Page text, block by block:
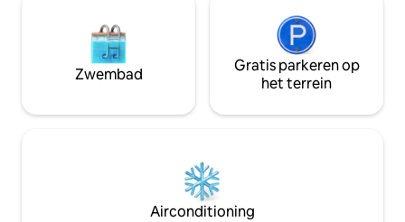
Zwembad
Gratis parkeren op
het terrein
Airconditioning